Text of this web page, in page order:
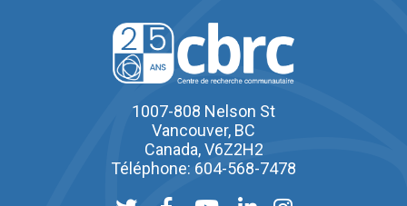
1007-808 Nelson St
Vancouver, BC
Canada, V6Z2H2
Téléphone: 604-568-7478